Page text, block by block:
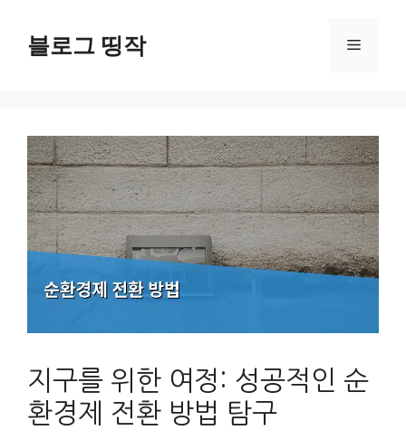
블로그 띵작 메
지구를 위한 여정: 성공적인 순
환경제 전환 방법 탐구